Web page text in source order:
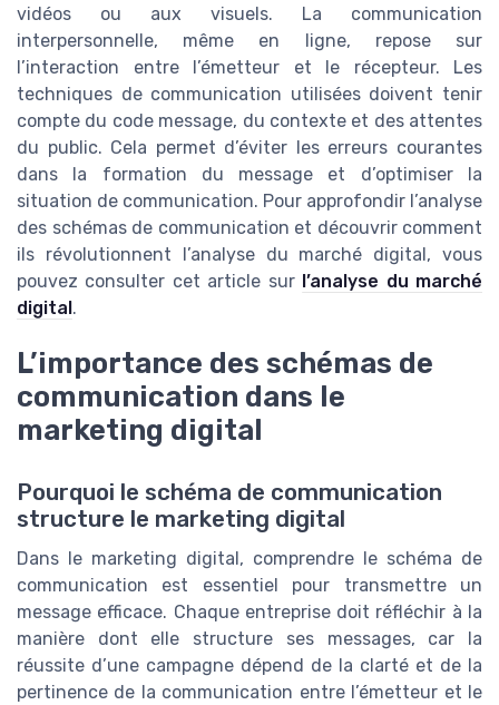
vidéos ou aux visuels. La communication
interpersonnelle, même en ligne, repose sur
l’interaction entre l’émetteur et le récepteur. Les
techniques de communication utilisées doivent tenir
compte du code message, du contexte et des attentes
du public. Cela permet d’éviter les erreurs courantes
dans la formation du message et d’optimiser la
situation de communication. Pour approfondir l’analyse
des schémas de communication et découvrir comment
ils révolutionnent l’analyse du marché digital, vous
pouvez consulter cet article sur l’analyse du marché
digital.
L’importance des schémas de
communication dans le
marketing digital
Pourquoi le schéma de communication
structure le marketing digital
Dans le marketing digital, comprendre le schéma de
communication est essentiel pour transmettre un
message efficace. Chaque entreprise doit réfléchir à la
manière dont elle structure ses messages, car la
réussite d’une campagne dépend de la clarté et de la
pertinence de la communication entre l’émetteur et le